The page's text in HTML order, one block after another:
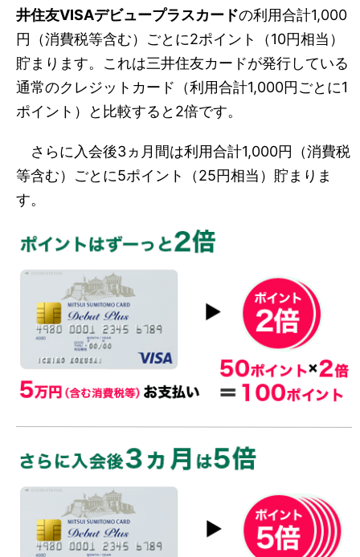
井住友VISAデビュープラスカードの利用合計1,000
円（消費税等含む）ごとに2ポイント（10円相当）
貯まります。これは三井住友カードが発行している
通常のクレジットカード（利用合計1,000円ごとに1
ポイント）と比較すると2倍です。
さらに入会後3ヵ月間は利用合計1,000円（消費税
等含む）ごとに5ポイント（25円相当）貯まりま
す。